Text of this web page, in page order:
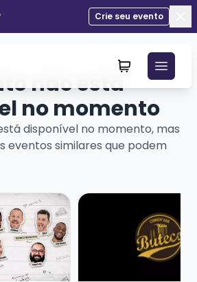
Crie seu evento
não está
no momento
disponível no momento, mas
eventos similares que podem
COM STANDUP DO
Veja mais sobre